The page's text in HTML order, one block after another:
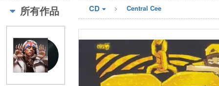
所有作品 CD Central Cee